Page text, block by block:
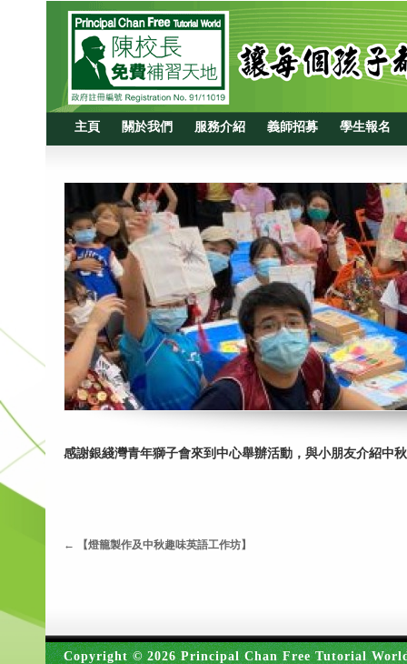
主頁 關於我們 服務介紹 義師招募 學生報名
感謝銀綫灣青年獅子會來到中心舉辦活動，與小朋友介紹中
← 【燈籠製作及中秋趣味英語工作坊】
Copyright © 2026 Principal Chan Free Tutorial